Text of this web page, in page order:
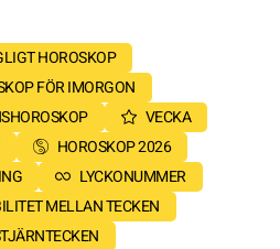
HOROSKOP
FÖR IMORGON
VECKA
HOROSKOP 2026
LYCKONUMMER
MELLAN TECKEN